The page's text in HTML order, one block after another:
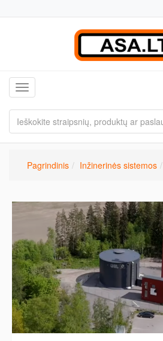
Toggle navigation
Pagrindinis Inžinerinės sistemos